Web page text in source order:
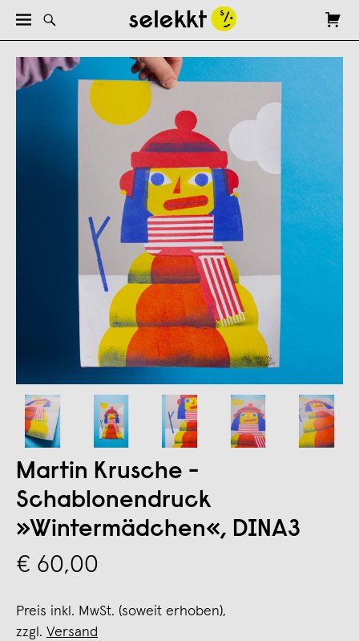
Martin Krusche -
Schablonendruck
»Wintermädchen«, DINA3
€ 60,00
Preis inkl. MwSt. (soweit erhoben),
zzgl. Versand